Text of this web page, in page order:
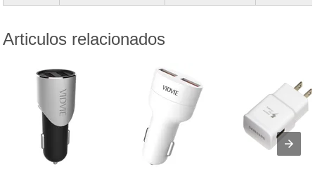
Articulos relacionados